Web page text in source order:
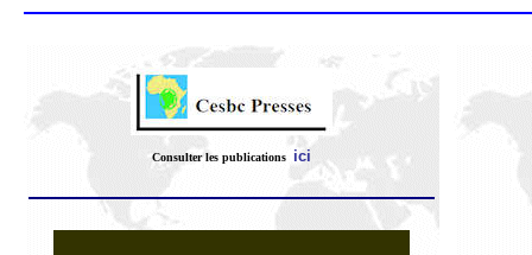
Consulter les publications ici